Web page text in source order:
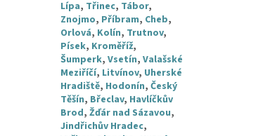
Lípa, Třinec, Tábor,
Znojmo, Příbram, Cheb,
Orlová, Kolín, Trutnov,
Písek, Kroměříž,
Šumperk,Vsetín,Valašské
Meziříčí, Litvínov, Uherské
Hradiště, Hodonín,Český
Těšín, Břeclav, Havlíčkův
Brod,Žďár nad Sázavou,
Jindřichův Hradec,